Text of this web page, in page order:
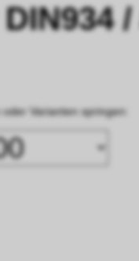
Varianten springen: